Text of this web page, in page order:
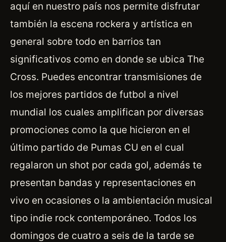
aquí en nuestro país nos permite disfrutar
también la escena rockera y artística en
general sobre todo en barrios tan
significativos como en donde se ubica The
Cross. Puedes encontrar transmisiones de
los mejores partidos de futbol a nivel
mundial los cuales amplifican por diversas
promociones como la que hicieron en el
último partido de Pumas CU en el cual
regalaron un shot por cada gol, además te
presentan bandas y representaciones en
vivo en ocasiones o la ambientación musical
tipo indie rock contemporáneo. Todos los
domingos de cuatro a seis de la tarde se